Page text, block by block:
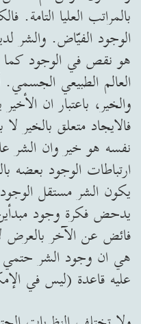
بالمراتب العليا
الوجود الفيّاض. والشر
هو نقص في الوجود كما
العالم الطبيعي
والخير، باعتبار ان
فالايجاد متعلق بالخير
نفسه هو خير وان الشر
ارتباطات الوجود بعضه
يكون الشر مستقل
يدحض فكرة وجود
فائض عن الآخر بالعرض
هي ان وجود الشر
عليه قاعدة (ليس في